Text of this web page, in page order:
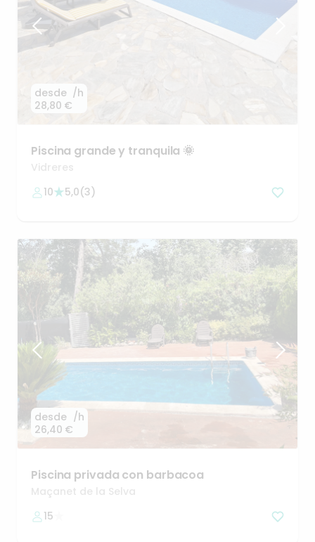
desde
28,80 €
/h
Piscina grandey tranquila 🌞
Vidreres
10
5,0(3)
desde
26,40 €
/h
Piscina privada con barbacoa
Maçanet de la Selva
15